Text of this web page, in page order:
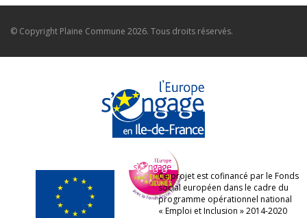
© Copyright Plaine Commune 2026. Tous droits réservés.
Ce projet est cofinancé par le Fonds
social européen dans le cadre du
programme opérationnel national
« Emploi et Inclusion » 2014-2020